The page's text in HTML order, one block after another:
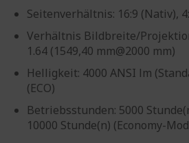
Seitenverhältnis: 16:9 (Nativ),
Verhältnis Bildbreite/
1.64 (1549,40 mm@2000 mm)
Helligkeit: 4000 ANSI lm
(ECO)
Betriebsstunden: 5000
10000 Stunde(n) (Economy-